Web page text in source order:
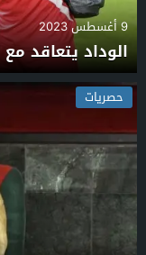
9 أغسطس 2023
الوداد يتعاقد مع 10 لاعبين بصفر درهم
حصريات